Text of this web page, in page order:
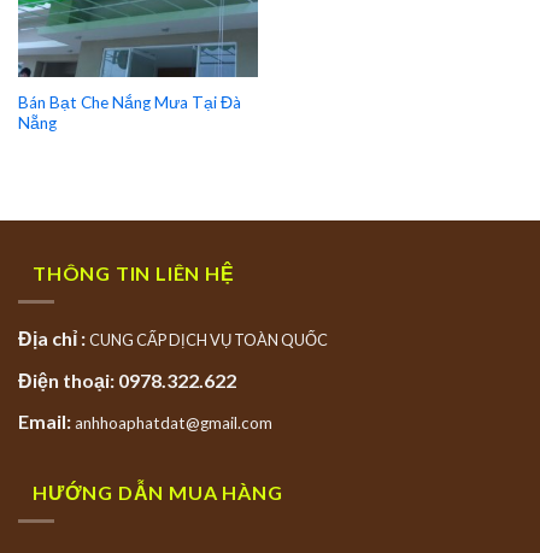
Bán Bạt Che Nắng Mưa Tại Đà
Nẵng
THÔNG TIN LIÊN HỆ
Địa chỉ :CUNG CẤP DỊCH VỤ TOÀN QUỐC
Điện thoại: 0978.322.622
Email:anhhoaphatdat@gmail.com
HƯỚNG DẪN MUA HÀNG